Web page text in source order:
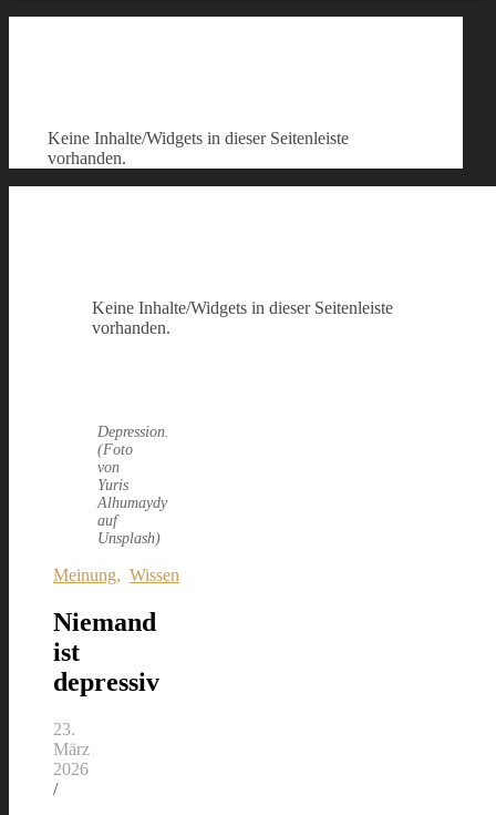
Keine Inhalte/Widgets in dieser Seitenleiste
vorhanden.
Keine Inhalte/Widgets in dieser Seitenleiste
vorhanden.
Depression.
(Foto
von
Yuris
Alhumaydy
auf
Unsplash)
Meinung, Wissen
Niemand
ist
depressiv
23.
März
2026
/